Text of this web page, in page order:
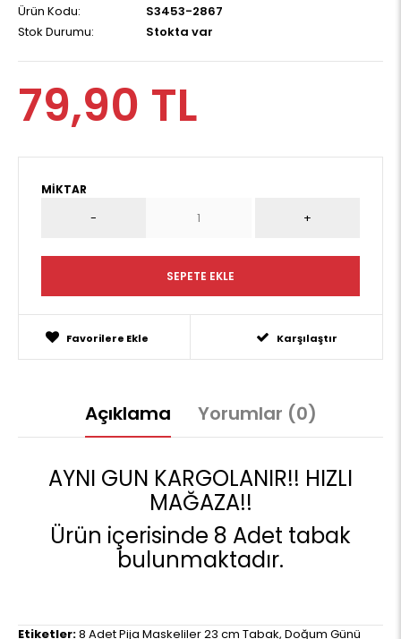
Ürün Kodu:
S3453-2867
Stok Durumu:
Stokta var
79,90 TL
MIKTAR
Favorilere Ekle Karşılaştır
Açıklama Yorumlar (0)
AYNI GUN KARGOLANIR!! HIZLI
MAĞAZA!!
Ürün içerisinde 8 Adet tabak
bulunmaktadır.
Etiketler:8 Adet Pija Maskeliler 23 cm Tabak, Doğum Günü